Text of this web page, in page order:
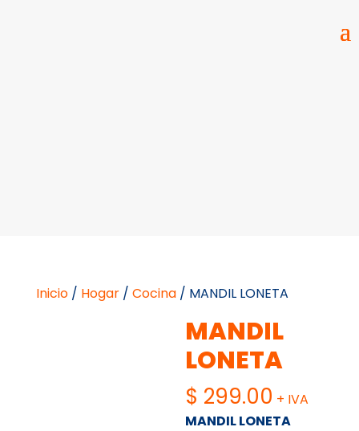
Inicio/ Hogar/ Cocina/ MANDIL LONETA
MANDIL
LONETA
$ 299.00 + IVA
MANDIL LONETA